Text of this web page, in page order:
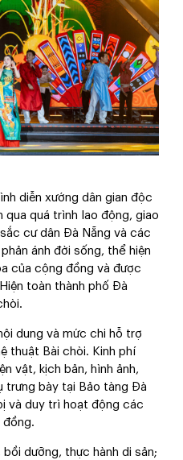
diễn xướng dân gian độc
qua quá trình lao động, giao
cư dân Đà Nẵng và các
ánh đời sống, thể hiện
của cộng đồng và được
toàn thành phố Đà
dung và mức chi hỗ trợ
thuật Bài chòi. Kinh phí
vật, kịch bản, hình ảnh,
trưng bày tại Bảo tàng Đà
và duy trì hoạt động các
đồng.
dưỡng, thực hành di sản;